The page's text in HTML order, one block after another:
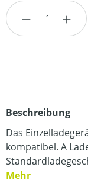
Produkt
Beschreibung
Das
kompatibel. A
Mehr